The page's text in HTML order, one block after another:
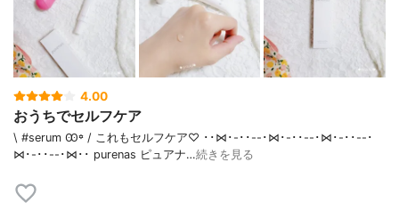
4.00
おうちでセルフケア
\ #serum Ꙭ꙳ / これもセルフケア♡ ･･⋈･-･･--･⋈･-･･--･⋈･-･･--･
⋈･-･･--･⋈･･ purenas ピュアナ…続きを見る